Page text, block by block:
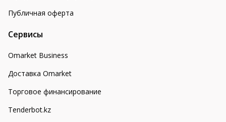
Публичная оферта
Сервисы
Omarket Business
Доставка Omarket
Торговое финансирование
Tenderbot.kz